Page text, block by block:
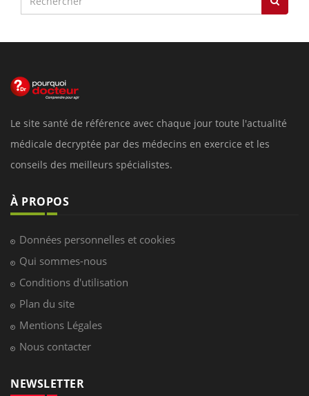
Le site santé de référence avec chaque jour toute l'actualité
médicale decryptée par des médecins en exercice et les
conseils des meilleurs spécialistes.
À PROPOS
Données personnelles et cookies
Qui sommes-nous
Conditions d'utilisation
Plan du site
Mentions Légales
Nous contacter
NEWSLETTER